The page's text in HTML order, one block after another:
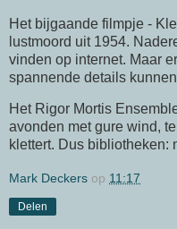
Het bijgaande filmpje -
lustmoord uit 1954.
vinden op internet. Maar
spannende details
Het Rigor Mortis
avonden met gure wind,
klettert. Dus bibliotheken:
Mark Deckers op 11:17
Delen